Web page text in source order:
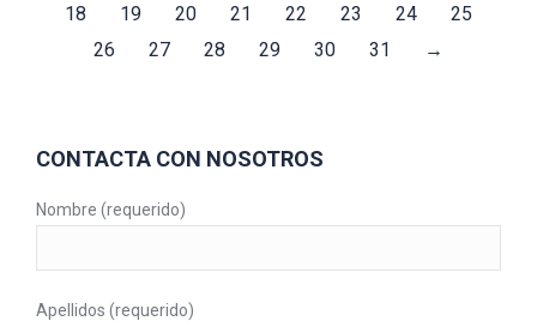
18
19 20 21 22 23 24
25
26
27 28 29 30 31 →
CONTACTA CON NOSOTROS
Nombre (requerido)
Apellidos (requerido)